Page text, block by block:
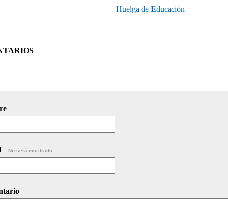
Huelga de Educación
No será mostrado.